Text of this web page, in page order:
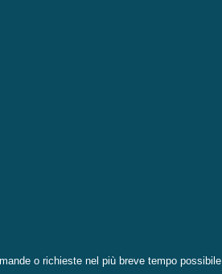
o richieste nel più breve tempo possibile.